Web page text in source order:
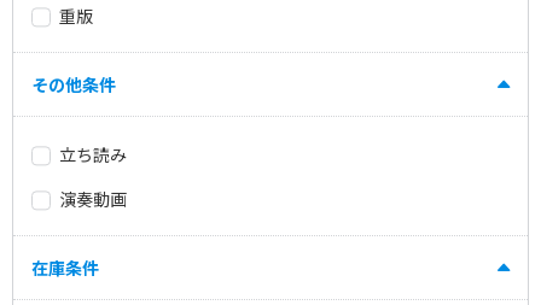
重版
その他条件
立ち読み
演奏動画
在庫条件